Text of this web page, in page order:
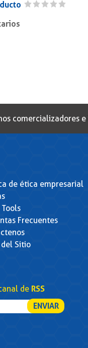
de ética empresarial
Frecuentes
Sitio
de RSS